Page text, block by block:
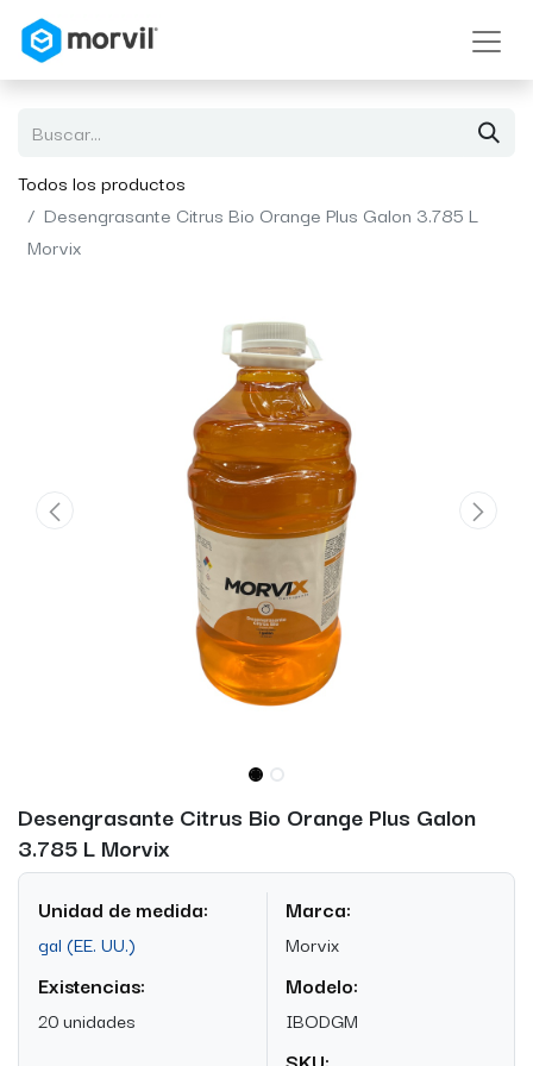
Todos los productos
Desengrasante Citrus Bio Orange Plus Galon 3.785 L
Morvix
Desengrasante Citrus Bio Orange Plus Galon
3.785 L Morvix
Unidad de medida:
gal (EE. UU.)
Existencias:
20 unidades
Marca:
Morvix
Modelo:
IBODGM